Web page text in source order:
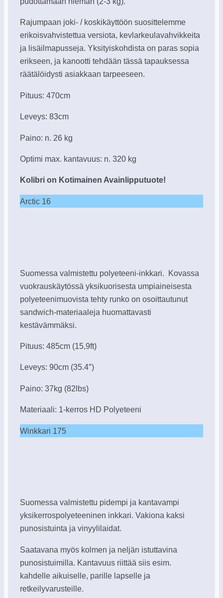
Rajumpaan joki- / koskikäyttöön suosittelemme
erikoisvahvistettua versiota, kevlarkeulavahvikkeita
ja lisäilmapusseja. Yksityiskohdista on paras sopia
erikseen, ja kanootti tehdään tässä tapauksessa
räätälöidysti asiakkaan tarpeeseen.
Pituus: 470cm
Leveys: 83cm
Paino: n. 26 kg
Optimi max. kantavuus: n. 320 kg
Kolibri on Kotimainen Avainlipputuote!
Arctic 16
Suomessa valmistettu polyeteeni-inkkari. Kovassa
vuokrauskäytössä yksikuorisesta umpiaineisesta
polyeteenimuovista tehty runko on osoittautunut
sandwich-materiaaleja huomattavasti
kestävämmäksi.
Pituus: 485cm (15,9ft)
Leveys: 90cm (35.4″)
Paino: 37kg (82lbs)
Materiaali: 1-kerros HD Polyeteeni
Winkkari 175
Suomessa valmistettu pidempi ja kantavampi
yksikerrospolyeteeninen inkkari. Vakiona kaksi
punosistuinta ja vinyylilaidat.
Saatavana myös kolmen ja neljän istuttavina
punosistuimilla. Kantavuus riittää siis esim.
kahdelle aikuiselle, parille lapselle ja
retkeilyvarusteille.